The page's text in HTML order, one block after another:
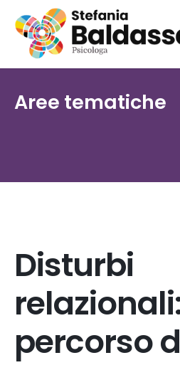
Ansia e attacchi di
Sostegno alla
Psicodiagnosi dell' età
Disturbo ossessivo-
Aree tematiche
Disturbi
percorso